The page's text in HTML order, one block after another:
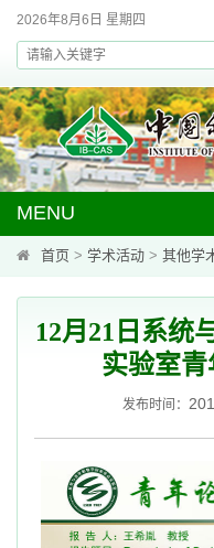
2026年8月6日 星期四
MENU
首页 > 学术活动 > 其他学
12月21日系统
实验室
发布时间：